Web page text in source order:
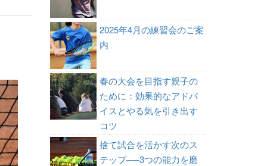
2025年4月の練習会のご案
内
春の大会を目指す親子の
ために：効果的なアドバ
イスとやる気を引き出す
コツ
捨て試合を活かす次のス
テップ──3つの能力を磨